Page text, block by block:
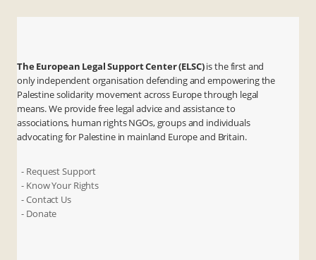
The European Legal Support Center (ELSC)is the first and
only independent organisation defending and empowering the
Palestine solidarity movement across Europe through legal
means. We provide free legal advice and assistance to
associations, human rights NGOs, groups and individuals
advocating for Palestine in mainland Europe and Britain.
- Request Support
- Know Your Rights
- Contact Us
- Donate